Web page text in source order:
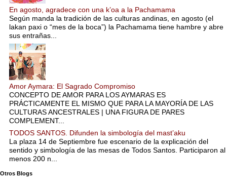
En agosto, agradece con una k’oa a la Pachamama
Según manda la tradición de las culturas andinas, en agosto (el
lakan paxi o “mes de la boca”) la Pachamama tiene hambre y abre
sus entrañas...
Amor Aymara: El Sagrado Compromiso
CONCEPTO DE AMOR PARA LOS AYMARAS ES
PRÁCTICAMENTE EL MISMO QUE PARA LA MAYORÍA DE LAS
CULTURAS ANCESTRALES | UNA FIGURA DE PARES
COMPLEMENT...
TODOS SANTOS. Difunden la simbología del mast’aku
La plaza 14 de Septiembre fue escenario de la explicación del
sentido y simbología de las mesas de Todos Santos. Participaron al
menos 200 n...
Otros Blogs